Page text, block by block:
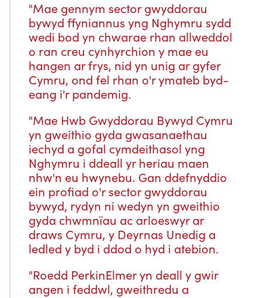
"Mae gennym sector gwyddorau
bywyd ffyniannus yng Nghymru sydd
wedi bod yn chwarae rhan allweddol
o ran creu cynhyrchion y mae eu
hangen ar frys, nid yn unig ar gyfer
Cymru, ond fel rhan o'r ymateb byd-
eang i'r pandemig.
"Mae Hwb Gwyddorau Bywyd Cymru
yn gweithio gyda gwasanaethau
iechyd a gofal cymdeithasol yng
Nghymru i ddeall yr heriau maen
nhw'n eu hwynebu. Gan ddefnyddio
ein profiad o'r sector gwyddorau
bywyd, rydyn ni wedyn yn gweithio
gyda chwmnïau ac arloeswyr ar
draws Cymru, y Deyrnas Unedig a
ledled y byd i ddod o hyd i atebion.
"Roedd PerkinElmer yn deall y gwir
angen i feddwl, gweithredu a